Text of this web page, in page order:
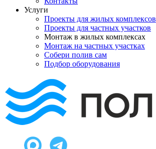
Услуги
Проекты для жилых комплексов
Проекты для частных участков
Монтаж в жилых комплексах
Монтаж на частных участках
Собери полив сам
Подбор оборудования